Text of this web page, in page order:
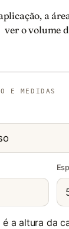
E MEDIDAS
é a altura da
a
ver o volume